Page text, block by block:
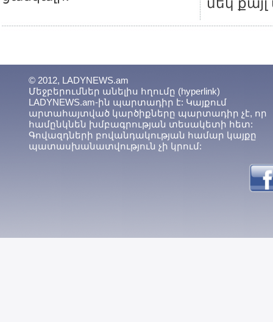
© 2012, LADYNEWS.am
Մեջբերումներ անելիս հղումը (hyperlink)
LADYNEWS.am-ին պարտադիր է: Կայքում
արտահայտված կարծիքները պարտադիր չէ, որ
համընկնեն խմբագրության տեսակետի հետ:
Գովազդների բովանդակության համար կայքը
պատասխանատվություն չի կրում: